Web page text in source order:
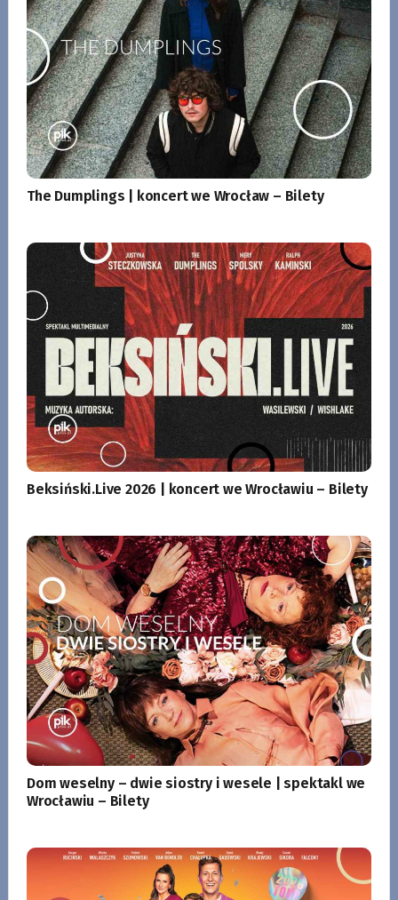
The Dumplings | koncert we Wrocław – Bilety
Beksiński.Live 2026 | koncert we Wrocławiu – Bilety
Dom weselny – dwie siostry i wesele | spektakl we
Wrocławiu – Bilety